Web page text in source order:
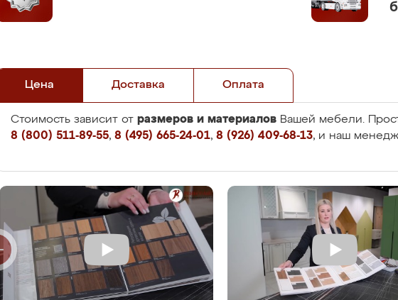
Цена Доставка Оплата
Стоимость зависит от размеров и материалов Вашей мебели.
8 (800) 511-89-55, 8 (495) 665-24-01, 8 (926) 409-68-13, и наш